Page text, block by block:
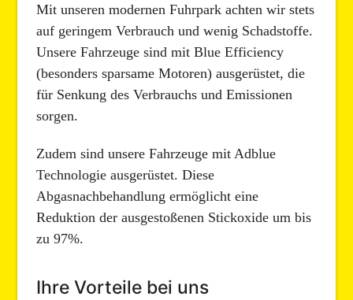
Mit unseren modernen Fuhrpark achten wir stets
auf geringem Verbrauch und wenig Schadstoffe.
Unsere Fahrzeuge sind mit Blue Efficiency
(besonders sparsame Motoren) ausgerüstet, die
für Senkung des Verbrauchs und Emissionen
sorgen.
Zudem sind unsere Fahrzeuge mit Adblue
Technologie ausgerüstet. Diese
Abgasnachbehandlung ermöglicht eine
Reduktion der ausgestoßenen Stickoxide um bis
zu 97%.
Ihre Vorteile bei uns